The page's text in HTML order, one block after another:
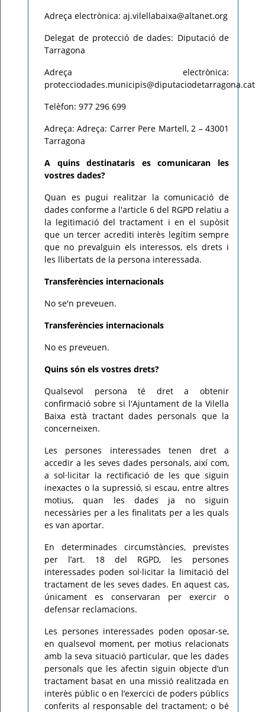
Adreça electrònica: aj.vilellabaixa@altanet.org
Delegat de protecció de dades: Diputació de
Tarragona
Adreça electrònica:
protecciodades.municipis@diputaciodetarragona.cat
Telèfon: 977 296 699
Adreça: Adreça: Carrer Pere Martell, 2 – 43001
Tarragona
A quins destinataris es comunicaran les
vostres dades?
Quan es pugui realitzar la comunicació de
dades conforme a l'article 6 del RGPD relatiu a
la legitimació del tractament i en el supòsit
que un tercer acrediti interès legítim sempre
que no prevalguin els interessos, els drets i
les llibertats de la persona interessada.
Transferències internacionals
No se'n preveuen.
Transferències internacionals
No es preveuen.
Quins són els vostres drets?
Qualsevol persona té dret a obtenir
confirmació sobre si l'Ajuntament de la Vilella
Baixa està tractant dades personals que la
concerneixen.
Les persones interessades tenen dret a
accedir a les seves dades personals, així com,
a sol·licitar la rectificació de les que siguin
inexactes o la supressió, si escau, entre altres
motius, quan les dades ja no siguin
necessàries per a les finalitats per a les quals
es van aportar.
En determinades circumstàncies, previstes
per l’art. 18 del RGPD, les persones
interessades poden sol·licitar la limitació del
tractament de les seves dades. En aquest cas,
únicament es conservaran per exercir o
defensar reclamacions.
Les persones interessades poden oposar-se,
en qualsevol moment, per motius relacionats
amb la seva situació particular, que les dades
personals que les afectin siguin objecte d’un
tractament basat en una missió realitzada en
interès públic o en l’exercici de poders públics
conferits al responsable del tractament; o bé